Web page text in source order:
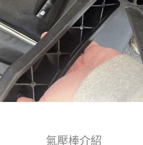
氣壓棒介紹